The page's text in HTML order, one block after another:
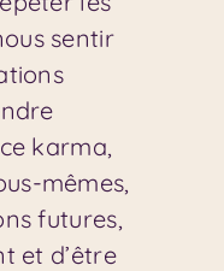
sentir
karma,
mêmes,
futures,
et d’être